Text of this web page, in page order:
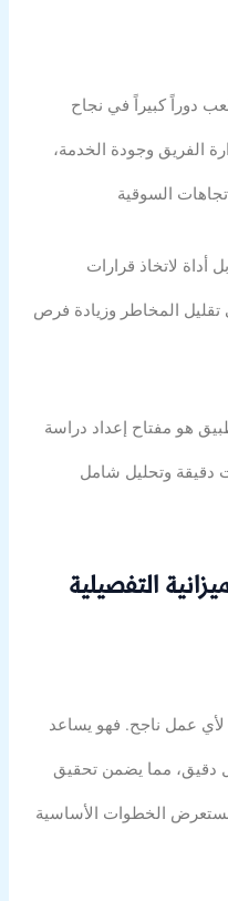
دوراً كبيراً في نجاح
الفريق وجودة الخدمة،
لاتخاذ قرارات
المخاطر وزيادة فرص
هو مفتاح إعداد دراسة
دقيقة وتحليل شامل
التفصيلية
لأي عمل ناجح. فهو يساعد
دقيق، مما يضمن تحقيق
الخطوات الأساسية